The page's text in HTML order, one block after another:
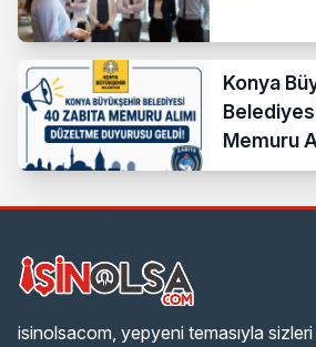
Konya
Memuru
Duyurusu
isinolsacom, yepyeni temasıyla sizleri